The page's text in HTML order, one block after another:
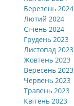
Березень 2024
Лютий 2024
Січень 2024
Грудень 2023
Листопад 2023
Жовтень 2023
Вересень 2023
Червень 2023
Травень 2023
Квітень 2023